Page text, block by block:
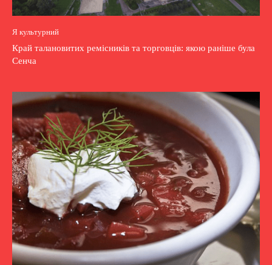
Я культурний
Край талановитих ремісників та торговців: якою раніше була
Сенча